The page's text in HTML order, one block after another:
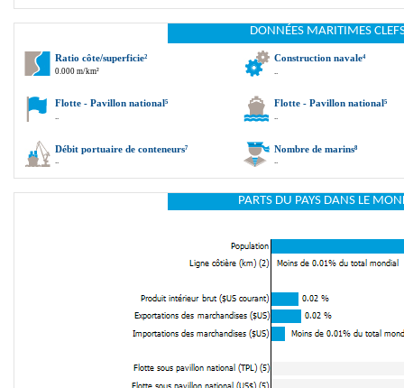
DONNÉES MARITIMES
Ratio côte/superficie² Construction navale⁴
0.000 m/km²
Flotte - Pavillon national⁵ Flotte - Pavillon national⁵
Débit portuaire de conteneurs⁷ Nombre de marins⁸
PARTS DU PAYS DANS LE